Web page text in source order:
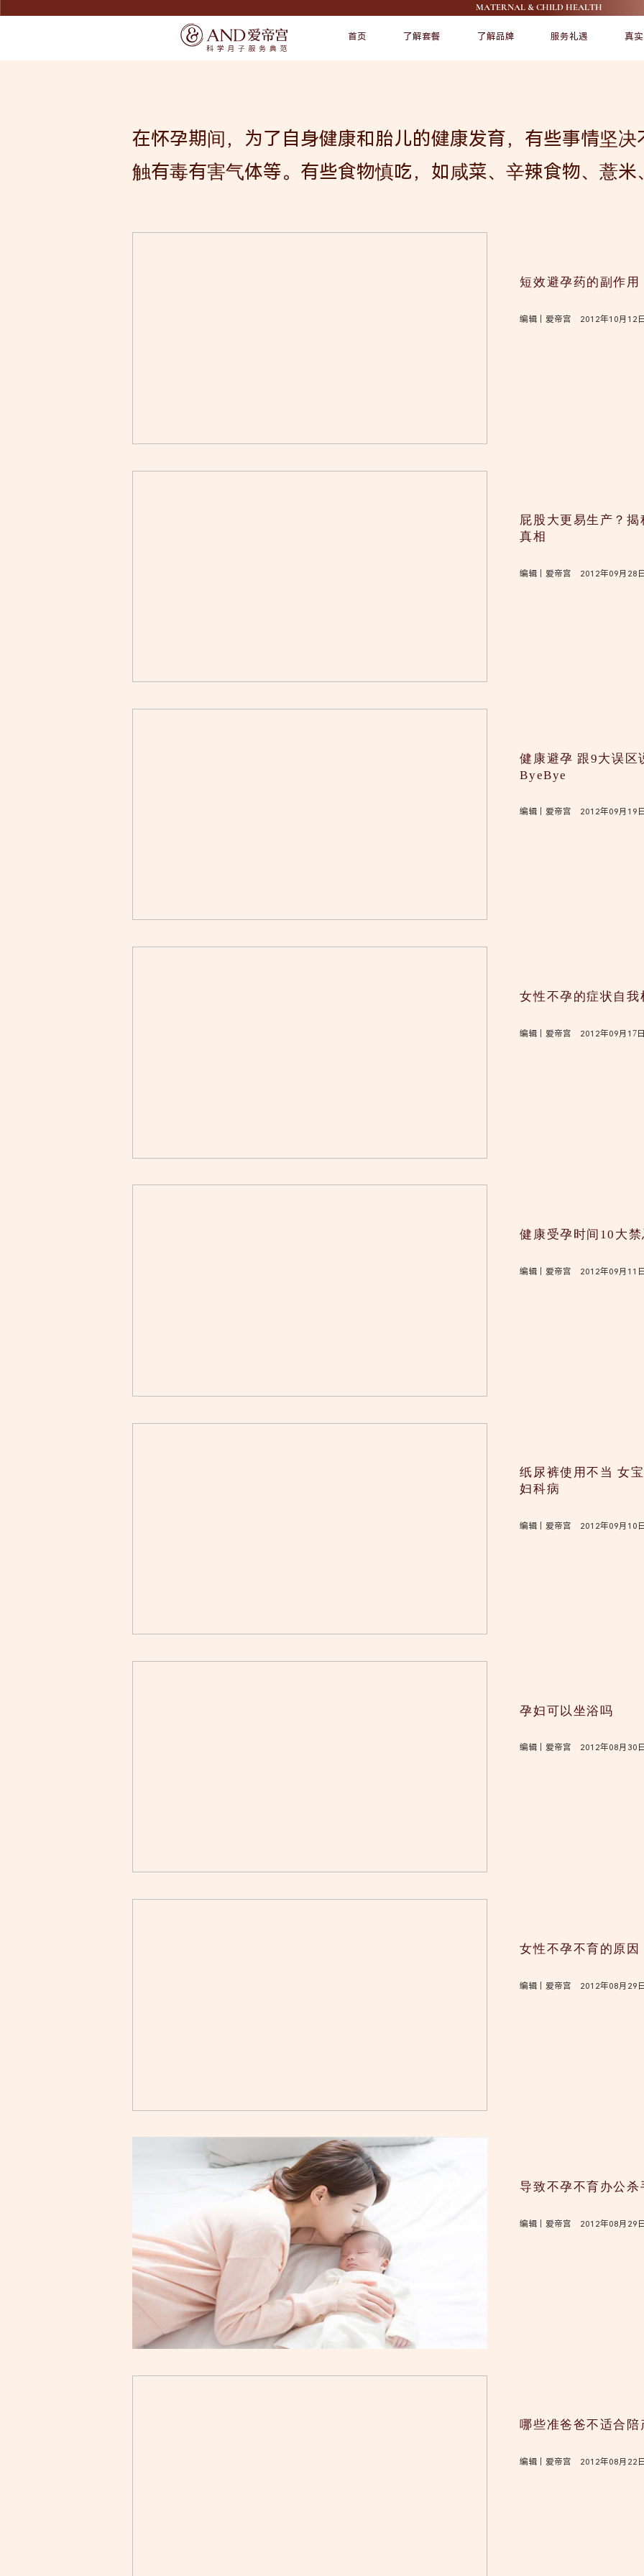
MATERNAL & CHILD HEALTH
真
服务礼遇
宠爱妈妈
精致膳食
无痛通乳
产康美体
了解品牌
联系我们
环境介绍
了解套餐
首页
在怀孕期间，为了自身健康和胎儿的健康发育，有些事情坚
触有毒有害气体等。有些食物慎吃，如咸菜、辛辣食物、薏米
短效避孕药的副作用
编辑｜爱帝宫 2012年10月12
屁股大更易生产？揭
真相
编辑｜爱帝宫 2012年09月28
健康避孕 跟9大误区
ByeBye
编辑｜爱帝宫 2012年09月19
女性不孕的症状自我
编辑｜爱帝宫 2012年09月17
健康受孕时间10大
编辑｜爱帝宫 2012年09月11
纸尿裤使用不当 女
妇科病
编辑｜爱帝宫 2012年09月10
孕妇可以坐浴吗
编辑｜爱帝宫 2012年08月30
女性不孕不育的原因
编辑｜爱帝宫 2012年08月29
导致不孕不育办公杀
编辑｜爱帝宫 2012年08月29
哪些准爸爸不适合陪
编辑｜爱帝宫 2012年08月22